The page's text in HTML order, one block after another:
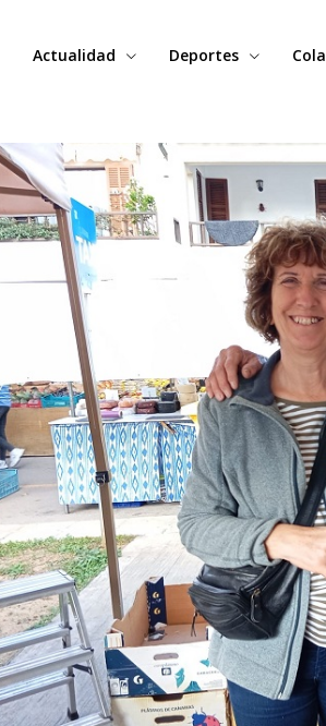
Actualidad Deportes